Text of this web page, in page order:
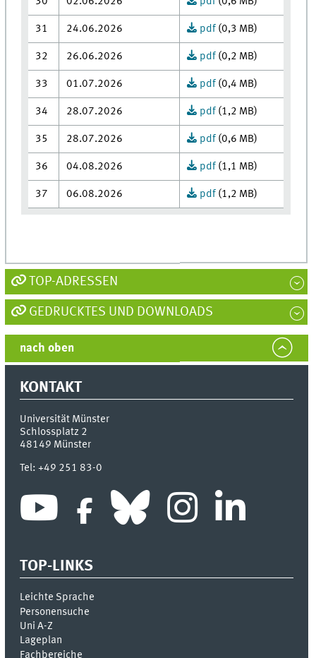
31 24.06.2026 pdf (0,3 MB)
32 26.06.2026 pdf (0,2 MB)
33 01.07.2026 pdf (0,4 MB)
34 28.07.2026 pdf (1,2 MB)
35 28.07.2026 pdf (0,6 MB)
36 04.08.2026 pdf (1,1 MB)
37 06.08.2026 pdf (1,2 MB)
TOP-ADRESSEN
GEDRUCKTES UND DOWNLOADS
nach oben
KONTAKT
Universität Münster
Schlossplatz 2
48149 Münster
Tel:+49 251 83-0
TOP-LINKS
Leichte Sprache
Personensuche
Uni A-Z
Lageplan
Fachbereiche